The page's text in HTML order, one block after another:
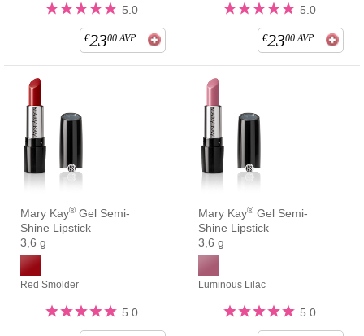
5.0
€2300 AVP
5.0
€2300 AVP
Mary Kay® Gel Semi-
Shine Lipstick
3,6 g
Red Smolder
5.0
Mary Kay® Gel Semi-
Shine Lipstick
3,6 g
Luminous Lilac
5.0